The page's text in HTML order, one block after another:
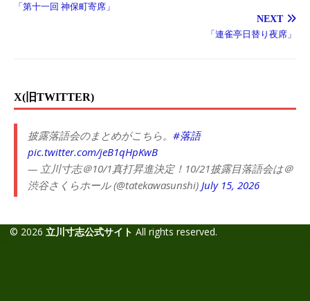
「第十一回 神保町寄席」
NEXT
「連雀亭日替り夜席」
X(旧TWITTER)
披露落語会のまとめがこちら。 #落語
pic.twitter.com/jeB1qHpKwB
— 立川寸志＠10/1真打昇進決定！10/21披露目落語会は＠
渋谷さくらホール (@tatekawasunshi) July 15, 2026
© 2026 立川寸志公式サイト All rights reserved.